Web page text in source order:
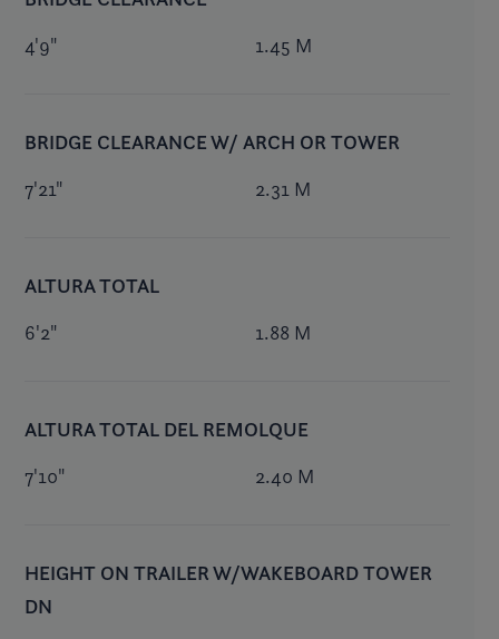
4'9" 1.45 M
BRIDGE CLEARANCE W/ ARCH OR TOWER
7'21" 2.31 M
ALTURA TOTAL
6'2" 1.88 M
ALTURA TOTAL DEL REMOLQUE
7'10" 2.40 M
HEIGHT ON TRAILER W/WAKEBOARD TOWER
DN